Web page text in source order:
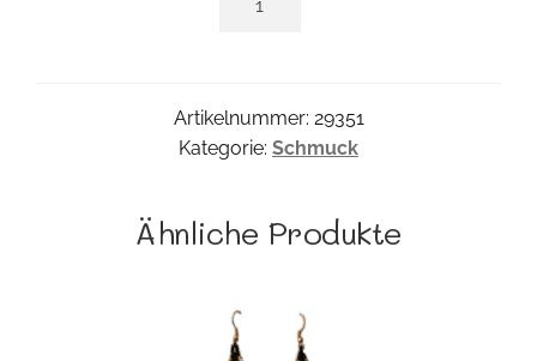
Artikelnummer: 29351
Kategorie: Schmuck
Ähnliche Produkte